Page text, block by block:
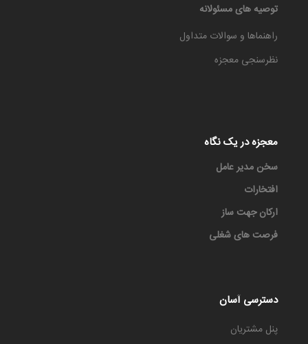
توصیه های مسئولانه
راهنماها و سوالات متداول
نظرسنجی معجزه
معجزه در یک نگاه
سخن مدیر عامل
افتخارات
ارکان جهت ساز
فرصت های شغلی
دسترسی آسان
پنل مشتریان